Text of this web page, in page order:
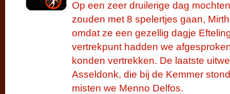
Op een zeer druilerige dag
zouden met 8 spelertjes gaan,
omdat ze een gezellig dagje
vertrekpunt hadden we
konden vertrekken. De laatste
Asseldonk, die bij de Kemmer
misten we Menno Delfos.